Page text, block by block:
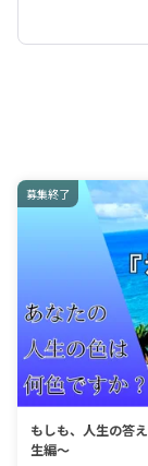
募集終了
もしも、人生の答
生編～